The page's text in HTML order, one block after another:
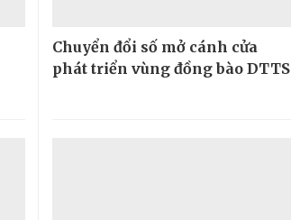
Chuyển đổi số mở cánh cửa
phát triển vùng đồng bào DTTS